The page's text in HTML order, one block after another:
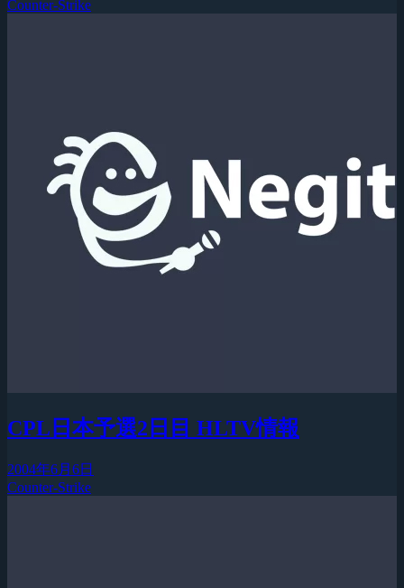
Counter-Strike
CPL日本予選2日目 HLTV情報
2004年6月6日
Counter-Strike